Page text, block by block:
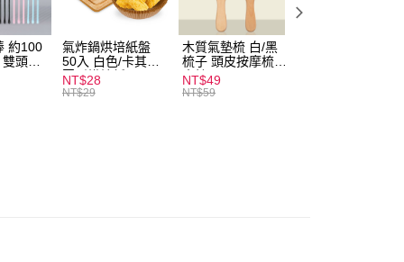
滿NT$599(含以上)免運費
取貨
滿NT$599(含以上)免運費
約100
頭棉
氣炸鍋烘培紙盤
50入 白色/卡其色
圓形烘焙紙
NT$28
NT$29
木質氣墊梳 白/黑
梳子 頭皮按摩梳
木梳
NT$49
NT$59